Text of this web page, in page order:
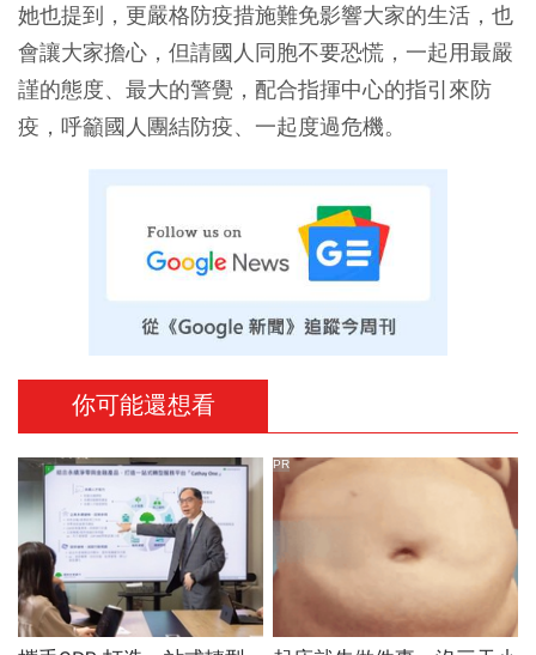
她也提到，更嚴格防疫措施難免影響大家的生活，也
會讓大家擔心，但請國人同胞不要恐慌，一起用最嚴
謹的態度、最大的警覺，配合指揮中心的指引來防
疫，呼籲國人團結防疫、一起度過危機。
你可能還想看
PR